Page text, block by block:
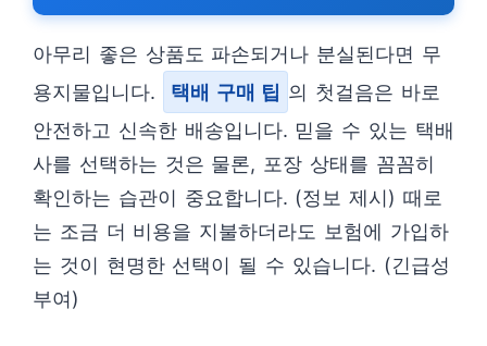
아무리 좋은 상품도 파손되거나 분실된다면 무
용지물입니다.
택배 구매 팁 의 첫걸음은 바로
안전하고 신속한 배송입니다. 믿을 수 있는 택배
사를 선택하는 것은 물론, 포장 상태를 꼼꼼히
확인하는 습관이 중요합니다. (정보 제시) 때로
는 조금 더 비용을 지불하더라도 보험에 가입하
는 것이 현명한 선택이 될 수 있습니다. (긴급성
부여)